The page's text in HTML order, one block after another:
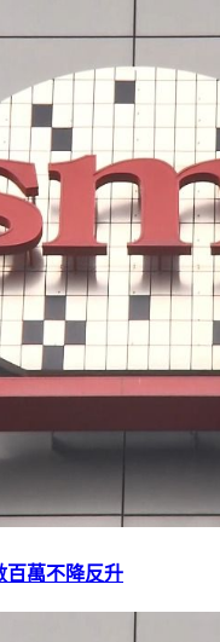
萬不降反升